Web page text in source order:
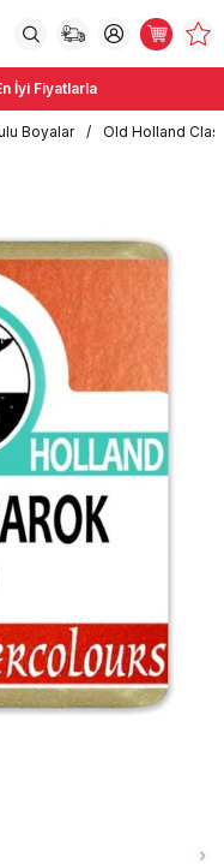
İyi Fiyatlarla
Boyalar / Old Holland